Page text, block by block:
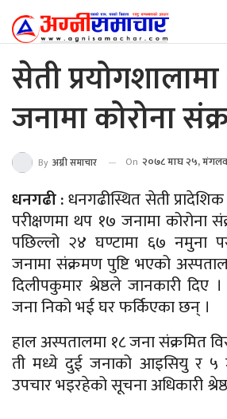
सेती
जनामा कोरोना
By अग्नी समाचार On २०७८ माघ २५,
धनगढी :धनगढीस्थित सेती
परीक्षणमा थप १७ जनामा कोरोना
पछिल्लो २४ घण्टामा ६७ नमुना
जनामा संक्रमण पुष्टि भएको
दिलीपकुमार श्रेष्ठले जानकारी दिए
जना निको भई घर फर्किएका छन् ।
हाल अस्पतालमा १८ जना संक्रमित
ती मध्ये दुई जनाको आइसियु र ५
उपचार भइरहेको सूचना अधिकारी